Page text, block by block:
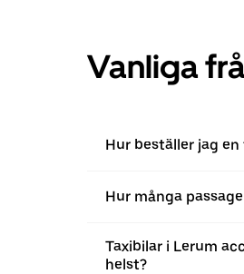
Vanliga
Hur beställer jag
Hur många
Taxibilar i Lerum
helst?